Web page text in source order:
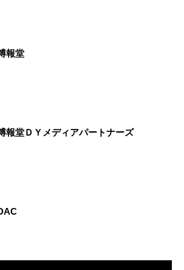
報堂
報堂ＤＹメディアパートナーズ